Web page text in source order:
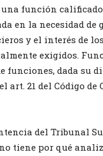
función
en la necesidad
y el interés de
exigidos.
funciones, dada su
21 del Código de
del Tribunal
tiene por qué